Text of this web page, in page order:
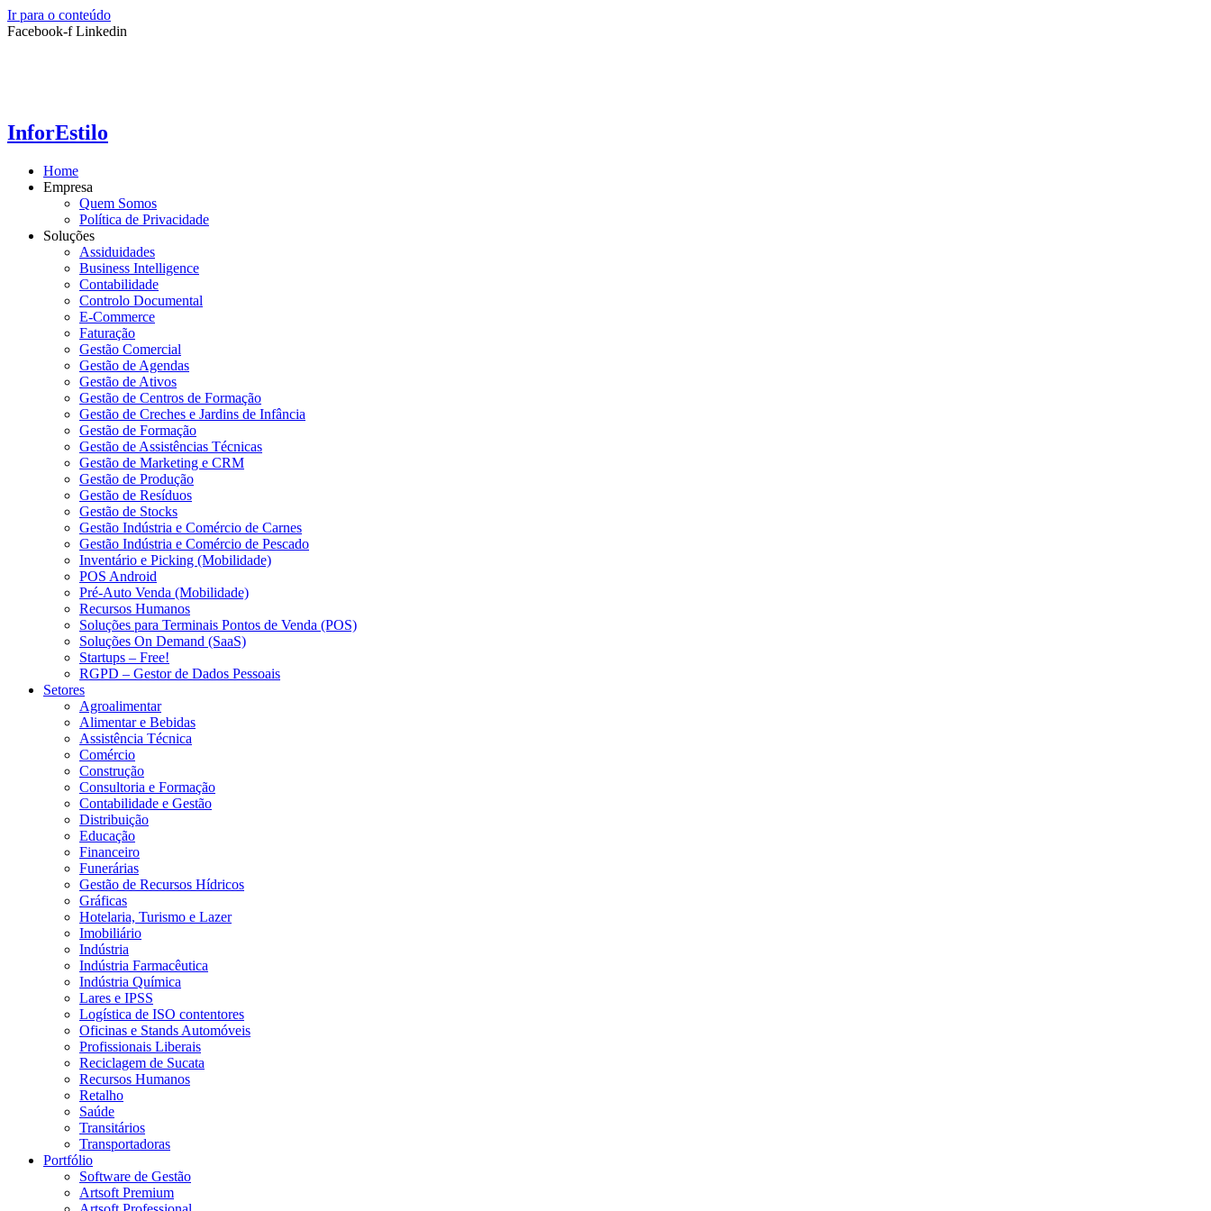
Ir para o conteúdo
Facebook-f Linkedin
InforEstilo
Home
Empresa
Quem Somos
Política de Privacidade
Soluções
Assiduidades
Business Intelligence
Contabilidade
Controlo Documental
E-Commerce
Faturação
Gestão Comercial
Gestão de Agendas
Gestão de Ativos
Gestão de Centros de Formação
Gestão de Creches e Jardins de Infância
Gestão de Formação
Gestão de Assistências Técnicas
Gestão de Marketing e CRM
Gestão de Produção
Gestão de Resíduos
Gestão de Stocks
Gestão Indústria e Comércio de Carnes
Gestão Indústria e Comércio de Pescado
Inventário e Picking (Mobilidade)
POS Android
Pré-Auto Venda (Mobilidade)
Recursos Humanos
Soluções para Terminais Pontos de Venda (POS)
Soluções On Demand (SaaS)
Startups – Free!
RGPD – Gestor de Dados Pessoais
Setores
Agroalimentar
Alimentar e Bebidas
Assistência Técnica
Comércio
Construção
Consultoria e Formação
Contabilidade e Gestão
Distribuição
Educação
Financeiro
Funerárias
Gestão de Recursos Hídricos
Gráficas
Hotelaria, Turismo e Lazer
Imobiliário
Indústria
Indústria Farmacêutica
Indústria Química
Lares e IPSS
Logística de ISO contentores
Oficinas e Stands Automóveis
Profissionais Liberais
Reciclagem de Sucata
Recursos Humanos
Retalho
Saúde
Transitários
Transportadoras
Portfólio
Software de Gestão
Artsoft Premium